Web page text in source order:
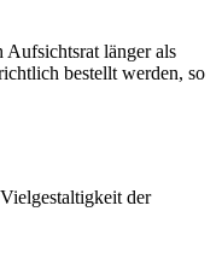
Aufsichtsrat länger als
bestellt werden, so
der